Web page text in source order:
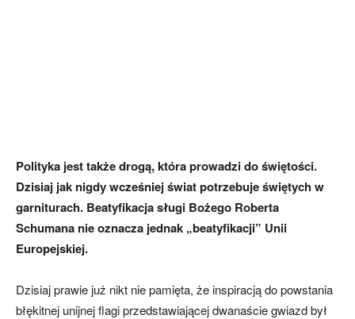
Polityka jest także drogą, która prowadzi do świętości.
Dzisiaj jak nigdy wcześniej świat potrzebuje świętych w
garniturach. Beatyfikacja sługi Bożego Roberta
Schumana nie oznacza jednak „beatyfikacji” Unii
Europejskiej.
Dzisiaj prawie już nikt nie pamięta, że inspiracją do powstania
błękitnej unijnej flagi przedstawiającej dwanaście gwiazd był